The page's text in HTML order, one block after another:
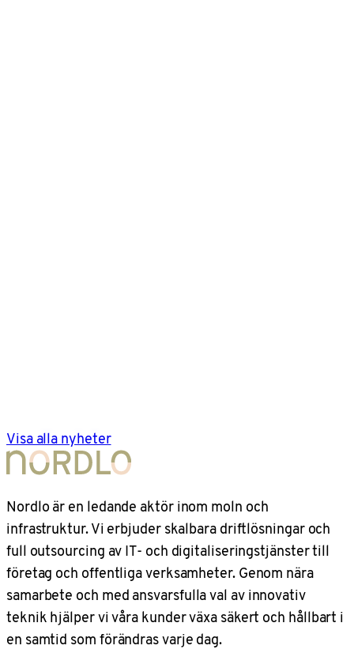
Visa alla nyheter
Nordlo är en ledande aktör inom moln och
infrastruktur. Vi erbjuder skalbara driftlösningar och
full outsourcing av IT- och digitaliseringstjänster till
företag och offentliga verksamheter. Genom nära
samarbete och med ansvarsfulla val av innovativ
teknik hjälper vi våra kunder växa säkert och hållbart i
en samtid som förändras varje dag.